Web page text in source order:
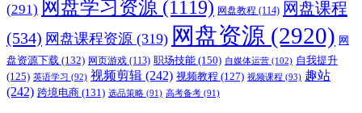
(291) 网盘学习资源 (1119) 网盘教程 (114) 网盘课程
(534) 网盘课程资源 (319) 网盘资源 (2920) 网
盘资源下载 (132) 网页游戏 (113) 职场技能 (150) 自媒体运营 (102) 自我提升
(125) 英语学习 (92) 视频剪辑 (242) 视频教程 (127) 视频课程 (93) 趣站
(242) 跨境电商 (131) 选品策略 (91) 高考备考 (91)